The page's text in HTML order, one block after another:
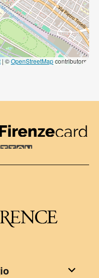
| ©OpenStreetMapcontributors
Firenze Card